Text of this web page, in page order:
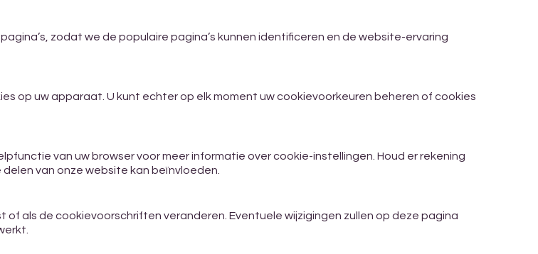
zodat we de populaire pagina’s kunnen identificeren en de website-ervaring
op uw apparaat. U kunt echter op elk moment uw cookievoorkeuren beheren of cookies
van uw browser voor meer informatie over cookie-instellingen. Houd er rekening
van onze website kan beïnvloeden.
als de cookievoorschriften veranderen. Eventuele wijzigingen zullen op deze pagina